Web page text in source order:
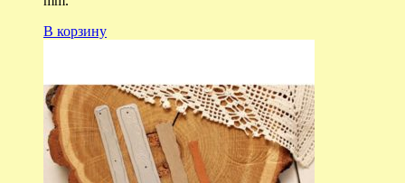
В корзину